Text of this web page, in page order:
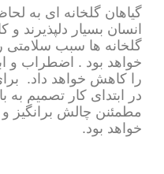
گیاهان گلخانه ای به
انسان بسیار دلپذیرند
گلخانه ها سبب
خواهد بود . اضطراب و
را کاهش خواهد داد.
در ابتدای کار تصمیم به
مطمئنن چالش
خواهد بود.